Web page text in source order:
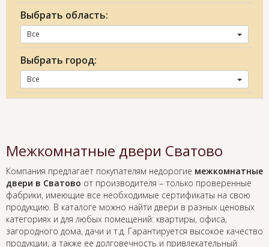
Выбрать область:
Все
Выбрать город:
Все
Межкомнатные двери Сватово
Компания предлагает покупателям недорогие межкомнатные
двери в Сватово от производителя – только проверенные
фабрики, имеющие все необходимые сертификаты на свою
продукцию. В каталоге можно найти двери в разных ценовых
категориях и для любых помещений: квартиры, офиса,
загородного дома, дачи и т.д. Гарантируется высокое качество
продукции, а также ее долговечность и привлекательный